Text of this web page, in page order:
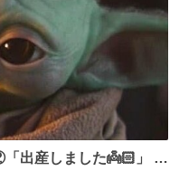
出産しました👼🏻」 友